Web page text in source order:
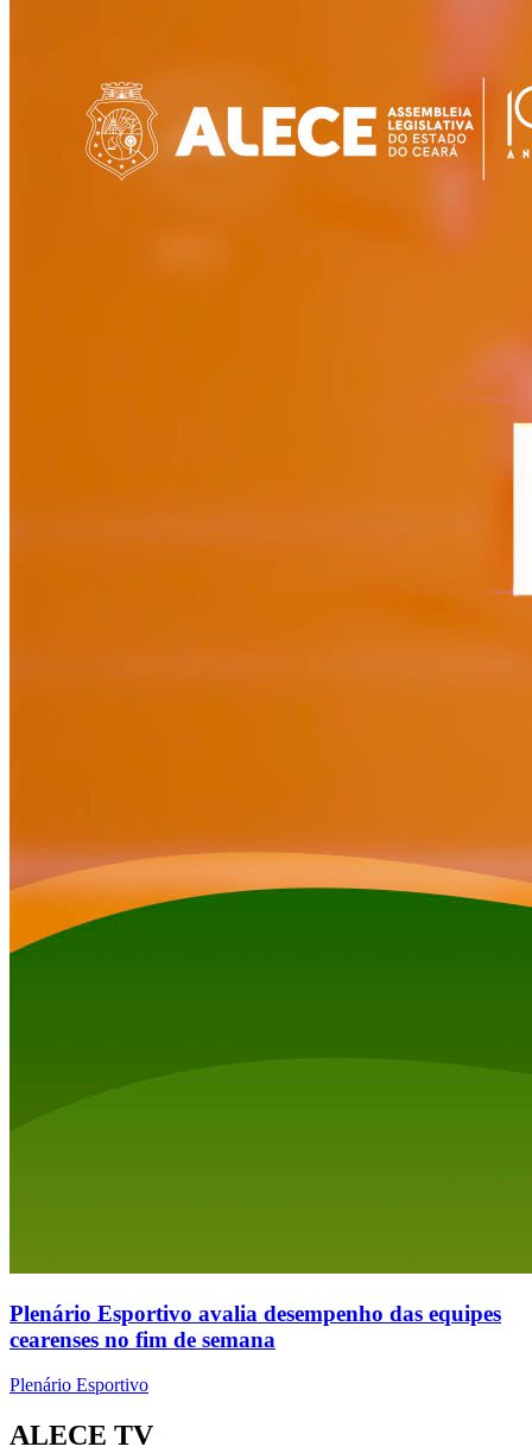
Plenário Esportivo avalia desempenho das equipes
cearenses no fim de semana
Plenário Esportivo
ALECE TV